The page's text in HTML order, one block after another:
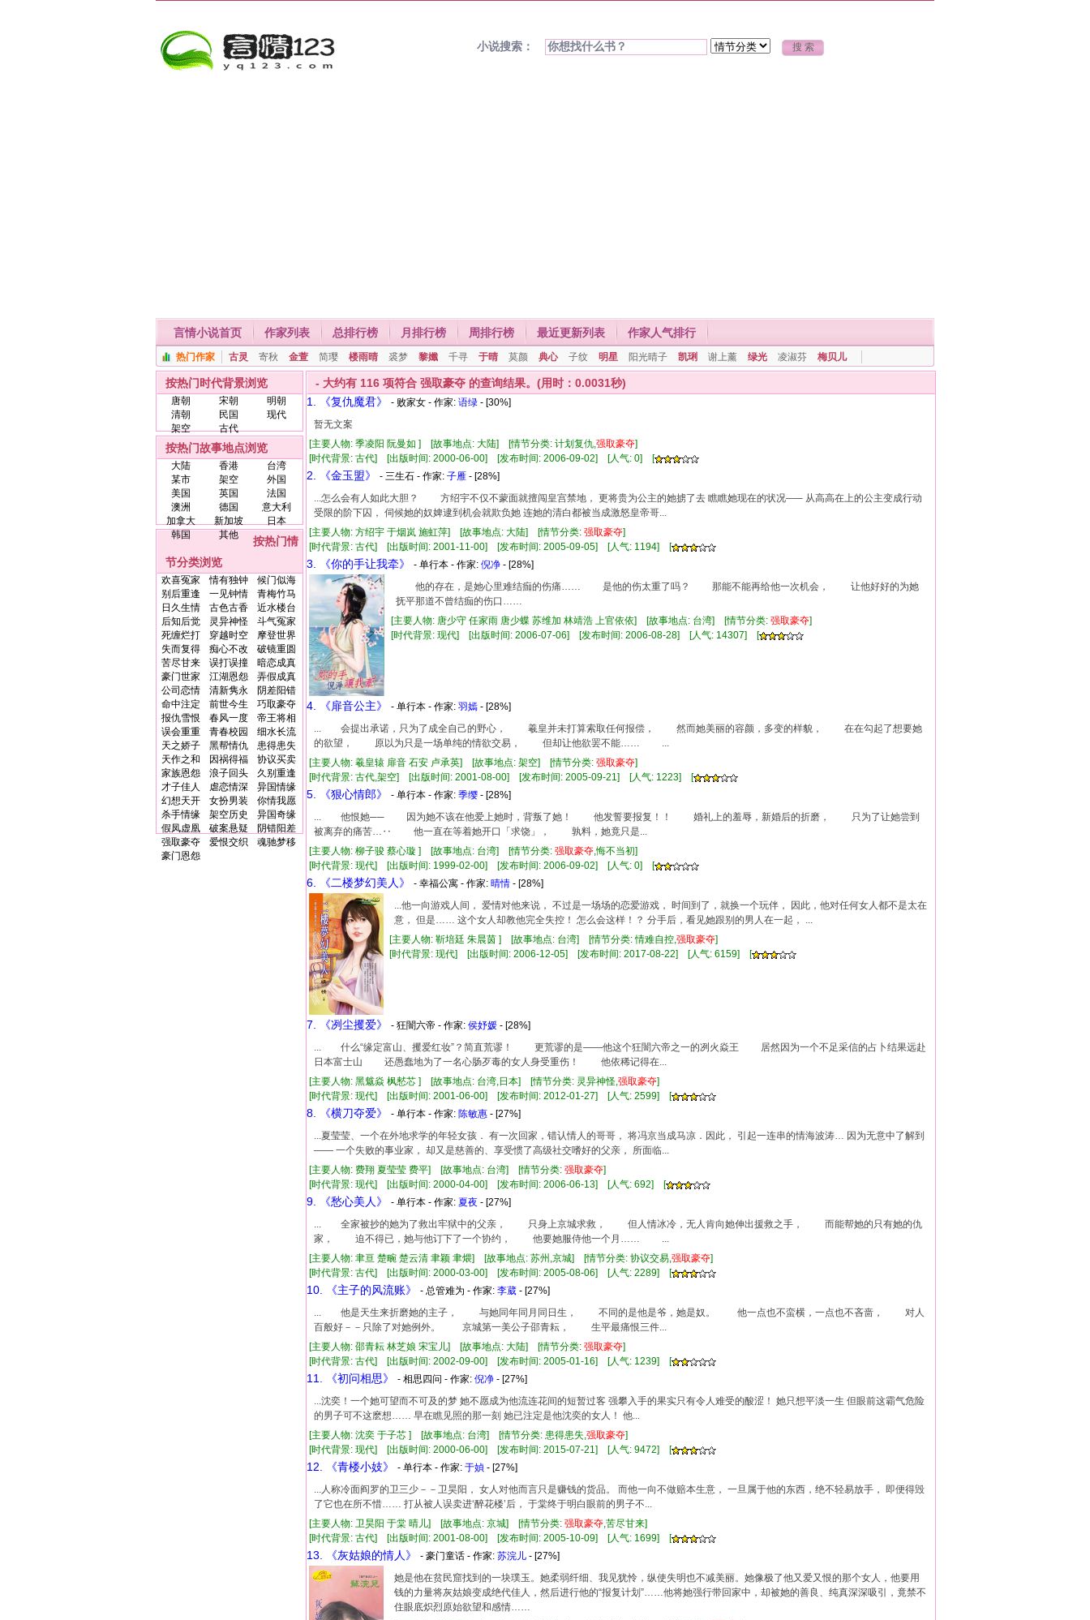
小说搜索：
言情小说首页 作家列表 总排行榜 月排行榜 周排行榜 最近更新列表 作家人气排行
热门作家 古灵 寄秋 金萱 简璎 楼雨晴 裘梦 黎孅 千寻 于晴 莫颜 典心 子纹 明星 阳光晴子 凯琍 谢上薰 绿光 凌淑芬 梅贝儿
按热门时代背景浏览
唐朝 宋朝
明朝
清朝
民国
现代
架空
古代
按热门故事地点浏览
大陆 香港
台湾
某市
架空
外国
美国
英国
法国
澳洲
德国
意大利
加拿大
新加坡
日本
韩国
其他
按热门情
节分类浏览
欢喜冤家 情有独钟
候门似海
别后重逢
一见钟情
青梅竹马
日久生情
古色古香
近水楼台
后知后觉
灵异神怪
斗气冤家
死缠烂打
穿越时空
摩登世界
失而复得
痴心不改
破镜重圆
苦尽甘来
误打误撞
暗恋成真
豪门世家
江湖恩怨
弄假成真
公司恋情
清新隽永
阴差阳错
命中注定
前世今生
巧取豪夺
报仇雪恨
春风一度
帝王将相
误会重重
青春校园
细水长流
天之娇子
黑帮情仇
患得患失
天作之和
因祸得福
协议买卖
家族恩怨
浪子回头
久别重逢
才子佳人
虐恋情深
异国情缘
幻想天开
女扮男装
你情我愿
杀手情缘
架空历史
异国奇缘
假凤虚凰
破案悬疑
阴错阳差
强取豪夺
爱恨交织
魂驰梦移
豪门恩怨
- 大约有 116 项符合 强取豪夺 的查询结果。(用时：0.0031秒)
1. 《复仇魔君》
- 败家女 - 作家: 语绿 - [30%]
暂无文案
[主要人物: 季凌阳 阮曼如 ] [故事地点: 大陆] [情节分类: 计划复仇,强取豪夺]
[时代背景: 古代] [出版时间: 2000-06-00] [发布时间: 2006-09-02] [人气: 0] [
2. 《金玉盟》 - 三生石 - 作家: 子雁 - [28%]
...怎么会有人如此大胆？ 方绍宇不仅不蒙面就擅闯皇宫禁地， 更将贵为公主的她掳了去 瞧瞧她现在的状况—─ 从高高在上的公主变成行动
受限的阶下囚， 伺候她的奴婢逮到机会就欺负她 连她的清白都被当成激怒皇帝哥...
[主要人物: 方绍宇 于烟岚 施虹萍] [故事地点: 大陆] [情节分类: 强取豪夺]
[时代背景: 古代] [出版时间: 2001-11-00] [发布时间: 2005-09-05] [人气: 1194] [
3. 《你的手让我牵》 - 单行本 - 作家: 倪净 - [28%]
他的存在，是她心里难结痂的伤痛…… 是他的伤太重了吗？ 那能不能再给他一次机会， 让他好好的为她
抚平那道不曾结痂的伤口……
[主要人物: 唐少守 任家雨 唐少蝶 苏维加 林靖浩 上官依依] [故事地点: 台湾] [情节分类: 强取豪夺]
[时代背景: 现代] [出版时间: 2006-07-06] [发布时间: 2006-08-28] [人气: 14307] [
4. 《扉音公主》 - 单行本 - 作家: 羽嫣 - [28%]
... 会提出承诺，只为了成全自己的野心， 羲皇并未打算索取任何报偿， 然而她美丽的容颜，多变的样貌， 在在勾起了想要她
的欲望， 原以为只是一场单纯的情欲交易， 但却让他欲罢不能…… ...
[主要人物: 羲皇辕 扉音 石安 卢承英] [故事地点: 架空] [情节分类: 强取豪夺]
[时代背景: 古代,架空] [出版时间: 2001-08-00] [发布时间: 2005-09-21] [人气: 1223] [
5. 《狠心情郎》 - 单行本 - 作家: 季缨 - [28%]
... 他恨她── 因为她不该在他爱上她时，背叛了她！ 他发誓要报复！！ 婚礼上的羞辱，新婚后的折磨， 只为了让她尝到
被离弃的痛苦…‥ 他一直在等着她开口「求饶」， 孰料，她竟只是...
[主要人物: 柳子骏 蔡心璇 ] [故事地点: 台湾] [情节分类: 强取豪夺,悔不当初]
[时代背景: 现代] [出版时间: 1999-02-00] [发布时间: 2006-09-02] [人气: 0] [
6. 《二楼梦幻美人》 - 幸福公寓 - 作家: 晴情 - [28%]
...他一向游戏人间， 爱情对他来说， 不过是一场场的恋爱游戏， 时间到了，就换一个玩伴， 因此，他对任何女人都不是太在
意， 但是…… 这个女人却教他完全失控！ 怎么会这样！？ 分手后，看见她跟别的男人在一起， ...
[主要人物: 靳培廷 朱晨茵 ] [故事地点: 台湾] [情节分类: 情难自控,强取豪夺]
[时代背景: 现代] [出版时间: 2006-12-05] [发布时间: 2017-08-22] [人气: 6159] [
7. 《冽尘攫爱》 - 狂闇六帝 - 作家: 侯妤媛 - [28%]
... 什么“缘定富山、攫爱红妆”？简直荒谬！ 更荒谬的是——他这个狂闇六帝之一的冽火焱王 居然因为一个不足采信的占卜结果远赴
日本富士山 还愚蠢地为了一名心肠歹毒的女人身受重伤！ 他依稀记得在...
[主要人物: 黑魃焱 枫憖芯 ] [故事地点: 台湾,日本] [情节分类: 灵异神怪,强取豪夺]
[时代背景: 现代] [出版时间: 2001-06-00] [发布时间: 2012-01-27] [人气: 2599] [
8. 《横刀夺爱》 - 单行本 - 作家: 陈敏惠 - [27%]
...夏莹莹、一个在外地求学的年轻女孩． 有一次回家，错认情人的哥哥， 将冯京当成马凉．因此， 引起一连串的情海波涛… 因为无意中了解到
—— 一个失败的事业家， 却又是慈善的、享受惯了高级社交嗜好的父亲， 所面临...
[主要人物: 费翔 夏莹莹 费平] [故事地点: 台湾] [情节分类: 强取豪夺]
[时代背景: 现代] [出版时间: 2000-04-00] [发布时间: 2006-06-13] [人气: 692] [
9. 《愁心美人》 - 单行本 - 作家: 夏夜 - [27%]
... 全家被抄的她为了救出牢狱中的父亲， 只身上京城求救， 但人情冰冷，无人肯向她伸出援救之手， 而能帮她的只有她的仇
家， 迫不得已，她与他订下了一个协约， 他要她服侍他一个月…… ...
[主要人物: 聿亘 楚畹 楚云清 聿颖 聿煨] [故事地点: 苏州,京城] [情节分类: 协议交易,强取豪夺]
[时代背景: 古代] [出版时间: 2000-03-00] [发布时间: 2005-08-06] [人气: 2289] [
10. 《主子的风流账》 - 总管难为 - 作家: 李葳 - [27%]
... 他是天生来折磨她的主子， 与她同年同月同日生， 不同的是他是爷，她是奴。 他一点也不蛮横，一点也不吝啬， 对人
百般好－－只除了对她例外。 京城第一美公子邵青耘， 生平最痛恨三件...
[主要人物: 邵青耘 林芝娘 宋宝儿] [故事地点: 大陆] [情节分类: 强取豪夺]
[时代背景: 古代] [出版时间: 2002-09-00] [发布时间: 2005-01-16] [人气: 1239] [
11. 《初问相思》 - 相思四问 - 作家: 倪净 - [27%]
...沈奕！一个她可望而不可及的梦 她不愿成为他流连花间的短暂过客 强攀入手的果实只有令人难受的酸涩！ 她只想平淡一生 但眼前这霸气危险
的男子可不这麽想…… 早在瞧见照的那一刻 她已注定是他沈奕的女人！ 他...
[主要人物: 沈奕 于子芯 ] [故事地点: 台湾] [情节分类: 患得患失,强取豪夺]
[时代背景: 现代] [出版时间: 2000-06-00] [发布时间: 2015-07-21] [人气: 9472] [
12. 《青楼小妓》 - 单行本 - 作家: 于媜 - [27%]
...人称冷面阎罗的卫三少－－卫昊阳， 女人对他而言只是赚钱的货品。 而他一向不做赔本生意， 一旦属于他的东西，绝不轻易放手， 即便得毁
了它也在所不惜…… 打从被人误卖进‘醉花楼’后， 于棠终于明白眼前的男子不...
[主要人物: 卫昊阳 于棠 晴儿] [故事地点: 京城] [情节分类: 强取豪夺,苦尽甘来]
[时代背景: 古代] [出版时间: 2001-08-00] [发布时间: 2005-10-09] [人气: 1699] [
13. 《灰姑娘的情人》 - 豪门童话 - 作家: 苏浣儿 - [27%]
她是他在贫民窟找到的一块璞玉。她柔弱纤细、我见犹怜，纵使失明也不减美丽。她像极了他又爱又恨的那个女人，他要用
钱的力量将灰姑娘变成绝代佳人，然后进行他的“报复计划”……他将她强行带回家中，却被她的善良、纯真深深吸引，竟禁不
住眼底炽烈原始欲望和感情……